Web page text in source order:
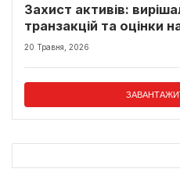
Захист активів:
транзакцій та оцінки
20 Травня, 2026